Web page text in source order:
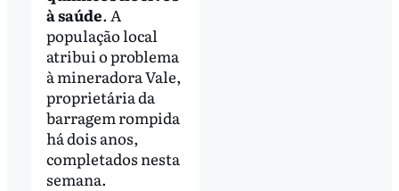
à saúde. A
população local
atribui o problema
à mineradora Vale,
proprietária da
barragem rompida
há dois anos,
completados nesta
semana.